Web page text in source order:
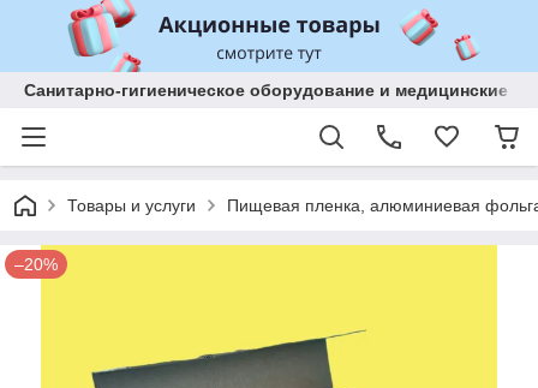
Санитарно-гигиеническое оборудование и медицинские
Товары и услуги Пищевая пленка, алюминиевая
–20%